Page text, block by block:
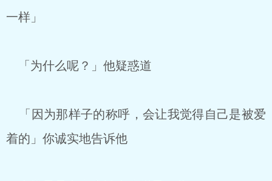
一样」
「为什么呢？」他疑惑道
「因为那样子的称呼，会让我觉得自己是被爱
着的」你诚实地告诉他